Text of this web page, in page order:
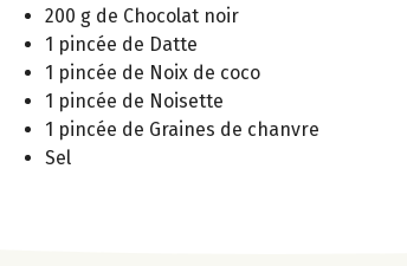
200 g de Chocolat noir
1 pincée de Datte
1 pincée de Noix de coco
1 pincée de Noisette
1 pincée de Graines de chanvre
Sel